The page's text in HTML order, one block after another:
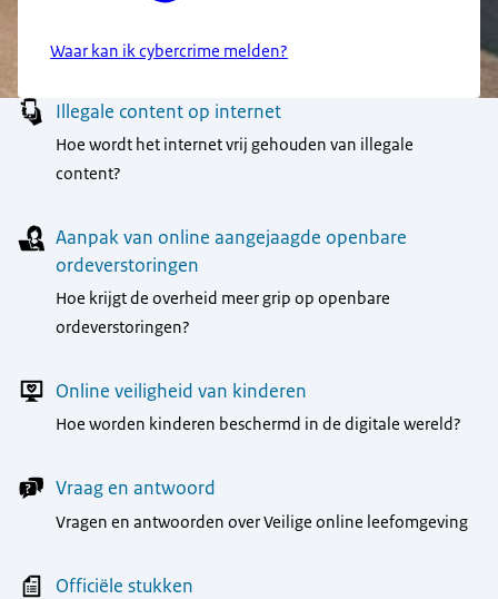
Waar kan ik cybercrime melden?
MenuIllegale content op internet
Hoe wordt het internet vrij gehouden van illegale
content?
Aanpak van online aangejaagde openbare
ordeverstoringen
Hoe krijgt de overheid meer grip op openbare
ordeverstoringen?
Online veiligheid van kinderen
Hoe worden kinderen beschermd in de digitale wereld?
Vraag en antwoord
Vragen en antwoorden over Veilige online leefomgeving
Officiële stukken